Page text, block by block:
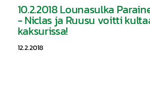
10.2.2018 Lounasulka
- Niclas ja Ruusu voitti
kaksurissa!
12.2.2018